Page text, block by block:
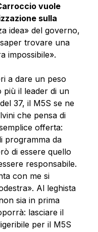
vuole
sulla
idea» del governo,
trovare una
impossibile».
a dare un peso
più il leader di un
37, il M5S se ne
che pensa di
offerta:
programma da
di essere quello
responsabile.
con me si
Al leghista
sia in prima
lasciare il
per il M5S